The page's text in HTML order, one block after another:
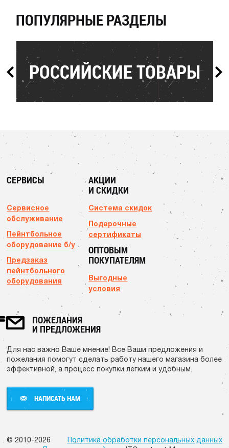
ПОПУЛЯРНЫЕ РАЗДЕЛЫ
РОССИЙСКИЕ ТОВАРЫ
СЕРВИСЫ
Сервисное
обслуживание
Пейнтбольное
оборудование б/у
Предзаказ
пейнтбольного
оборудования
АКЦИИ
И СКИДКИ
Система скидок
Подарочные
сертификаты
ОПТОВЫМ
ПОКУПАТЕЛЯМ
Выгодные
условия
ПОЖЕЛАНИЯ
И ПРЕДЛОЖЕНИЯ
Для нас важно Ваше мнение! Все Ваши предложения и
пожелания помогут сделать работу нашего магазина более
эффективной, а процесс покупки легким и удобным.
НАПИСАТЬ НАМ
Политика обработки персональных данных
© 2010-2026